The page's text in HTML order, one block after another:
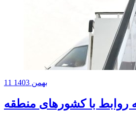
11 بهمن 1403
روابط با کشورهای منطقه